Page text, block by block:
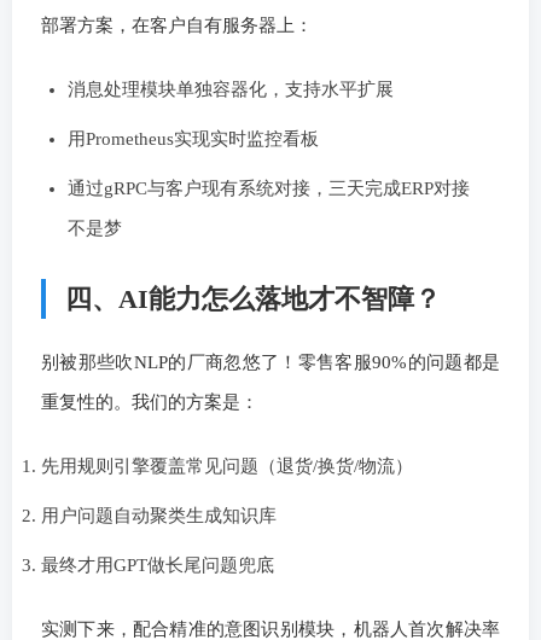
部署方案，在客户自有服务器上：
消息处理模块单独容器化，支持水平扩展
用Prometheus实现实时监控看板
通过gRPC与客户现有系统对接，三天完成ERP对接
不是梦
四、AI能力怎么落地才不智障？
别被那些吹NLP的厂商忽悠了！零售客服90%的问题都是
重复性的。我们的方案是：
先用规则引擎覆盖常见问题（退货/换货/物流）
用户问题自动聚类生成知识库
最终才用GPT做长尾问题兜底
实测下来，配合精准的意图识别模块，机器人首次解决率